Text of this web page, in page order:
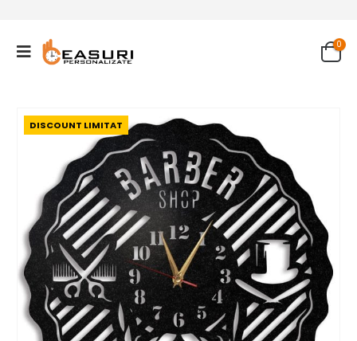
0
DISCOUNT LIMITAT